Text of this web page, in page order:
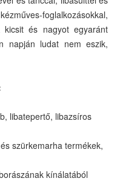
foglalkozásokkal,
kicsit és nagyot egyaránt
napján ludat nem eszik,
libatepertő, libazsíros
szürkemarha termékek,
kínálatából